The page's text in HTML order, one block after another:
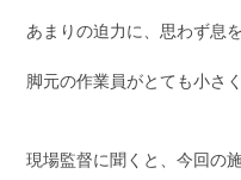
あまりの迫力に、思わず息
脚元の作業員がとても小さ
現場監督に聞くと、今回の